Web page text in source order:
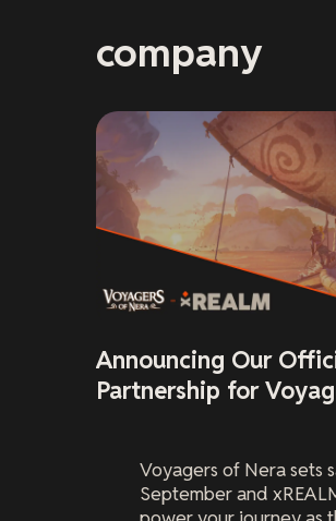
company
Announcing Our
Partnership for
Voyagers of Nerasets
September and